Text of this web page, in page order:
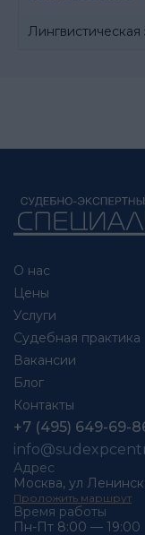
Лингвистическая
О нас
Цены
Услуги
Судебная практика
Вакансии
Блог
Контакты
Адрес
Москва, ул
Проложить маршрут
Время работы
Пн-Пт 8:00 — 19:00
+7 (495) 649-69-